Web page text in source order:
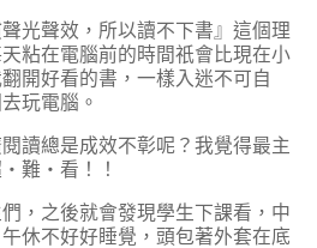
光聲效，所以讀不下書』這個理
粘在電腦前的時間祇會比現在小
開好看的書，一樣入迷不可自
玩電腦。
讀總是成效不彰呢？我覺得最主
‧難‧看！！
，之後就會發現學生下課看，中
休不好好睡覺，頭包著外套在底